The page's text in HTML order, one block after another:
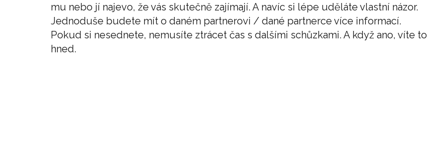
mu nebo jí najevo, že vás skutečně zajímají. A navíc si lépe uděláte vlastní názor.
Jednoduše budete mít o daném partnerovi / dané partnerce více informací.
Pokud si nesednete, nemusíte ztrácet čas s dalšími schůzkami. A když ano, víte to
hned.